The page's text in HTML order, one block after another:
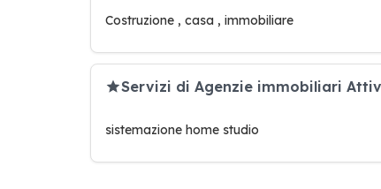
Costruzione , casa , immobiliare
Servizi di Agenzie immobiliari
sistemazione home studio